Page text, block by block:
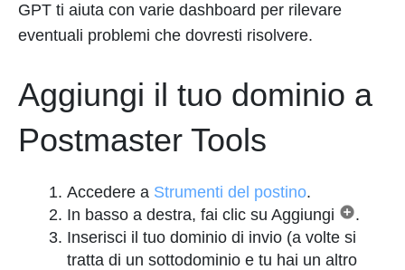
GPT ti aiuta con varie dashboard per rilevare
eventuali problemi che dovresti risolvere.
Aggiungi il tuo dominio a
Postmaster Tools
Accedere a Strumenti del postino.
In basso a destra, fai clic su Aggiungi
.
Inserisci il tuo dominio di invio (a volte si
tratta di un sottodominio e tu hai un altro